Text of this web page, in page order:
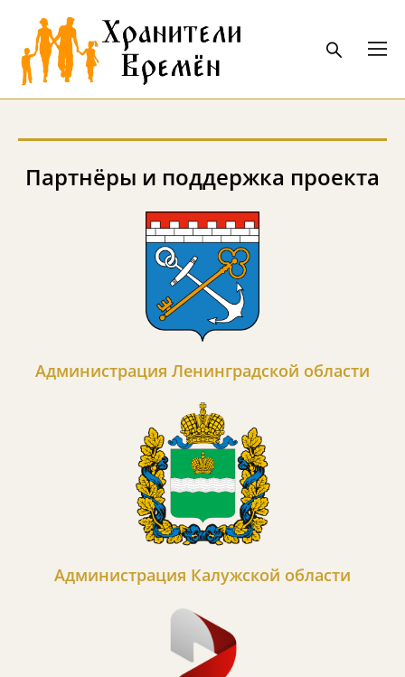
Партнёры и поддержка проекта
Администрация Ленинградской области
Администрация Калужской области